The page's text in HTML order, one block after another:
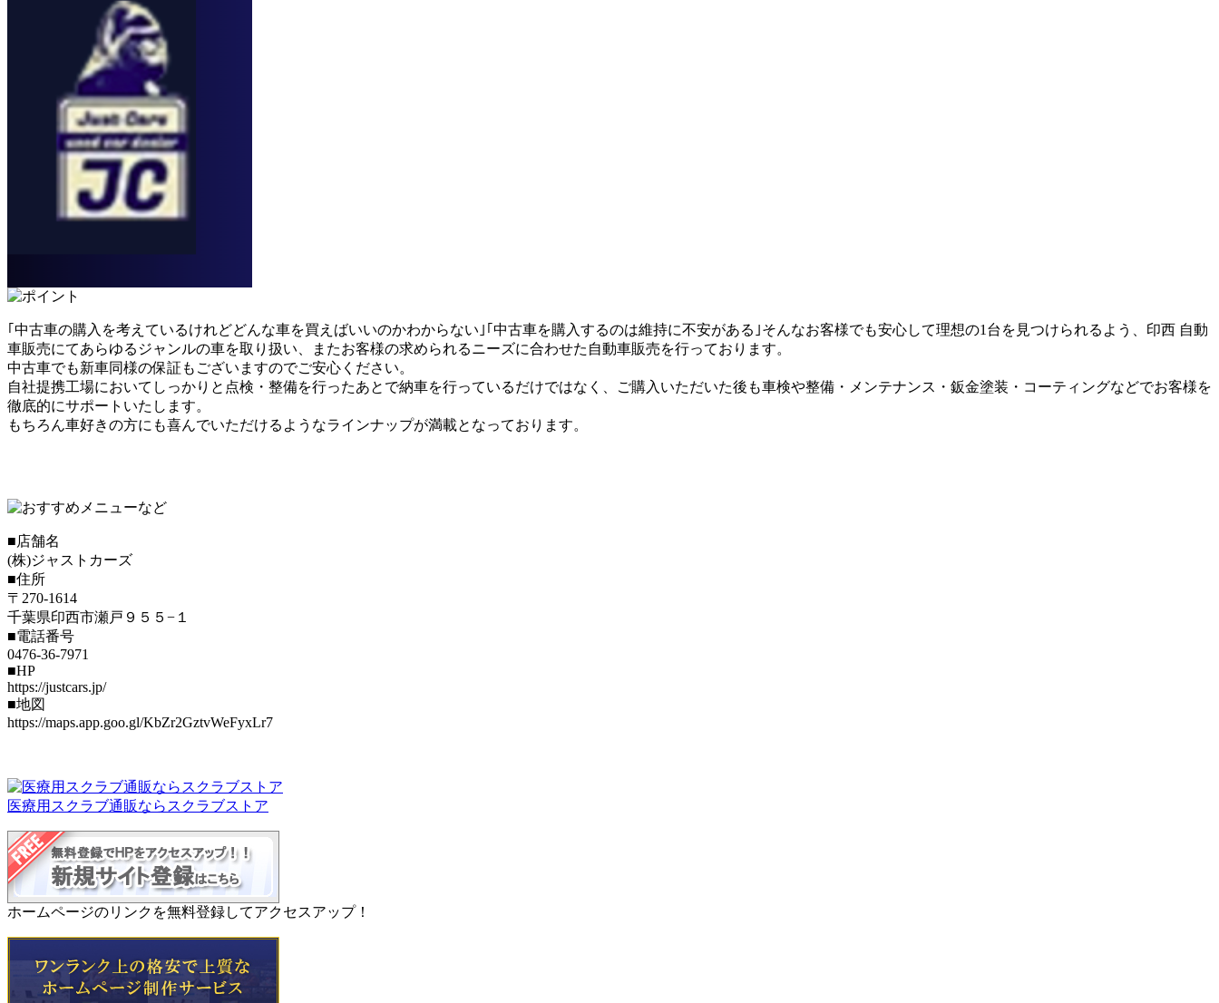
｢中古車の購入を考えているけれどどんな車を買えばいいのかわからない｣｢中古車を購入するのは維持に不安がある｣そんなお客様でも安心して理想の1台を見つけられるよう、印西 自動
車販売にてあらゆるジャンルの車を取り扱い、またお客様の求められるニーズに合わせた自動車販売を行っております。
中古車でも新車同様の保証もございますのでご安心ください。
自社提携工場においてしっかりと点検・整備を行ったあとで納車を行っているだけではなく、ご購入いただいた後も車検や整備・メンテナンス・鈑金塗装・コーティングなどでお客様を
徹底的にサポートいたします。
もちろん車好きの方にも喜んでいただけるようなラインナップが満載となっております。
■店舗名
(株)ジャストカーズ
■住所
〒270-1614
千葉県印西市瀬戸９５５−１
■電話番号
0476-36-7971
■HP
https://justcars.jp/
■地図
https://maps.app.goo.gl/KbZr2GztvWeFyxLr7
医療用スクラブ通販ならスクラブストア
ホームページのリンクを無料登録してアクセスアップ！